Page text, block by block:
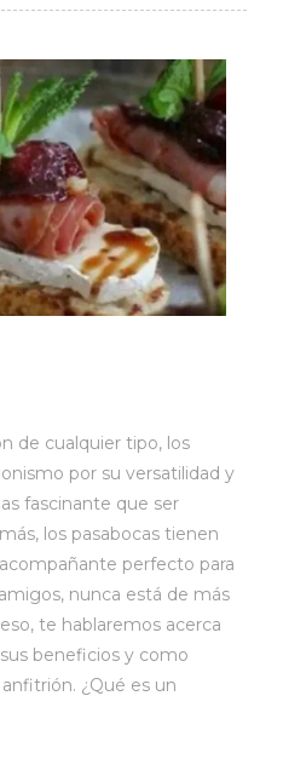
de cualquier tipo, los
por su versatilidad y
fascinante que ser
los pasabocas tienen
perfecto para
nunca está de más
te hablaremos acerca
beneficios y como
¿Qué es un